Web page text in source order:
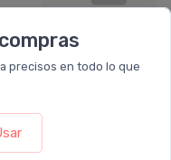
precisos en todo lo que